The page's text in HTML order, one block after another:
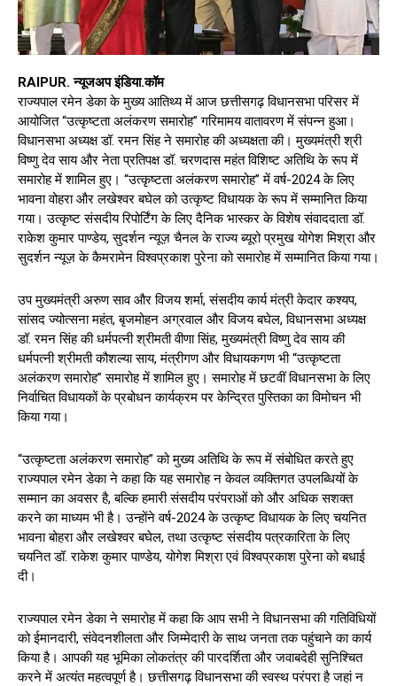
RAIPUR. न्यूजअप इंडिया.कॉम
राज्यपाल रमेन डेका के मुख्य आतिथ्य में आज छत्तीसगढ़ विधानसभा परिसर में
आयोजित “उत्कृष्टता अलंकरण समारोह” गरिमामय वातावरण में संपन्न हुआ।
विधानसभा अध्यक्ष डॉ. रमन सिंह ने समारोह की अध्यक्षता की। मुख्यमंत्री श्री
विष्णु देव साय और नेता प्रतिपक्ष डॉ. चरणदास महंत विशिष्ट अतिथि के रूप में
समारोह में शामिल हुए। “उत्कृष्टता अलंकरण समारोह” में वर्ष-2024 के लिए
भावना वोहरा और लखेश्वर बघेल को उत्कृष्ट विधायक के रूप में सम्मानित किया
गया। उत्कृष्ट संसदीय रिपोर्टिंग के लिए दैनिक भास्कर के विशेष संवाददाता डॉ.
राकेश कुमार पाण्डेय, सुदर्शन न्यूज़ चैनल के राज्य ब्यूरो प्रमुख योगेश मिश्रा और
सुदर्शन न्यूज़ के कैमरामेन विश्वप्रकाश पुरेना को समारोह में सम्मानित किया गया।
उप मुख्यमंत्री अरुण साव और विजय शर्मा, संसदीय कार्य मंत्री केदार कश्यप,
सांसद ज्योत्सना महंत, बृजमोहन अग्रवाल और विजय बघेल, विधानसभा अध्यक्ष
डॉ. रमन सिंह की धर्मपत्नी श्रीमती वीणा सिंह, मुख्यमंत्री विष्णु देव साय की
धर्मपत्नी श्रीमती कौशल्या साय, मंत्रीगण और विधायकगण भी “उत्कृष्टता
अलंकरण समारोह” समारोह में शामिल हुए। समारोह में छटवीं विधानसभा के लिए
निर्वाचित विधायकों के प्रबोधन कार्यक्रम पर केन्द्रित पुस्तिका का विमोचन भी
किया गया।
“उत्कृष्टता अलंकरण समारोह” को मुख्य अतिथि के रूप में संबोधित करते हुए
राज्यपाल रमेन डेका ने कहा कि यह समारोह न केवल व्यक्तिगत उपलब्धियों के
सम्मान का अवसर है, बल्कि हमारी संसदीय परंपराओं को और अधिक सशक्त
करने का माध्यम भी है। उन्होंने वर्ष-2024 के उत्कृष्ट विधायक के लिए चयनित
भावना बोहरा और लखेश्वर बघेल, तथा उत्कृष्ट संसदीय पत्रकारिता के लिए
चयनित डॉ. राकेश कुमार पाण्डेय, योगेश मिश्रा एवं विश्वप्रकाश पुरेना को बधाई
दी।
राज्यपाल रमेन डेका ने समारोह में कहा कि आप सभी ने विधानसभा की गतिविधियों
को ईमानदारी, संवेदनशीलता और जिम्मेदारी के साथ जनता तक पहुंचाने का कार्य
किया है। आपकी यह भूमिका लोकतंत्र की पारदर्शिता और जवाबदेही सुनिश्चित
करने में अत्यंत महत्वपूर्ण है। छत्तीसगढ़ विधानसभा की स्वस्थ परंपरा है जहां न